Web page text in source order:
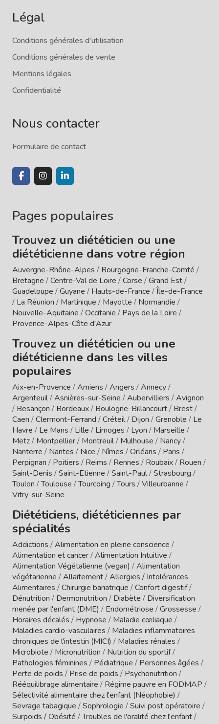
Légal
Conditions générales d'utilisation
Conditions générales de vente
Mentions légales
Confidentialité
Nous contacter
Formulaire de contact
Pages populaires
Trouvez un diététicien ou une
diététicienne dans votre région
Auvergne-Rhône-Alpes / Bourgogne-Franche-Comté /
Bretagne /Centre-Val de Loire /Corse /Grand Est/
Guadeloupe /Guyane / Hauts-de-France /Île-de-France
/ La Réunion / Martinique / Mayotte / Normandie /
Nouvelle-Aquitaine /Occitanie / Pays de la Loire /
Provence-Alpes-Côte d'Azur
Trouvez un diététicien ou une
diététicienne dans les villes
populaires
Aix-en-Provence /Amiens /Angers /Annecy/
Argenteuil/Asnières-sur-Seine /Aubervilliers /Avignon
/ Besançon / Bordeaux/ Boulogne-Billancourt/ Brest/
Caen /Clermont-Ferrand /Créteil/ Dijon /Grenoble / Le
Havre / Le Mans / Lille / Limoges / Lyon / Marseille /
Metz/ Montpellier/ Montreuil/ Mulhouse / Nancy/
Nanterre / Nantes / Nice / Nîmes /Orléans / Paris /
Perpignan / Poitiers / Reims / Rennes / Roubaix/ Rouen /
Saint-Denis /Saint-Etienne /Saint-Paul/Strasbourg /
Toulon /Toulouse /Tourcoing /Tours /Villeurbanne /
Vitry-sur-Seine
Diététiciens, diététiciennes par
spécialités
Addictions /Alimentation en pleine conscience /
Alimentation et cancer/Alimentation Intuitive /
Alimentation Végétalienne (vegan) /Alimentation
végétarienne /Allaitement/Allergies / Intolérances
Alimentaires /Chirurgie bariatrique /Confort digestif/
Dénutrition / Dermonutrition / Diabète / Diversification
menée par l'enfant (DME) / Endométriose /Grossesse /
Horaires décalés / Hypnose / Maladie cœliaque /
Maladies cardio-vasculaires / Maladies inflammatoires
chroniques de l'intestin (MICI) / Maladies rénales /
Microbiote / Micronutrition / Nutrition du sportif/
Pathologies féminines / Pédiatrique / Personnes âgées /
Perte de poids / Prise de poids / Psychonutrition /
Rééquilibrage alimentaire / Régime pauvre en FODMAP /
Sélectivité alimentaire chez l'enfant (Néophobie) /
Sevrage tabagique /Sophrologie /Suivi post opératoire /
Surpoids / Obésité /Troubles de l'oralité chez l'enfant/